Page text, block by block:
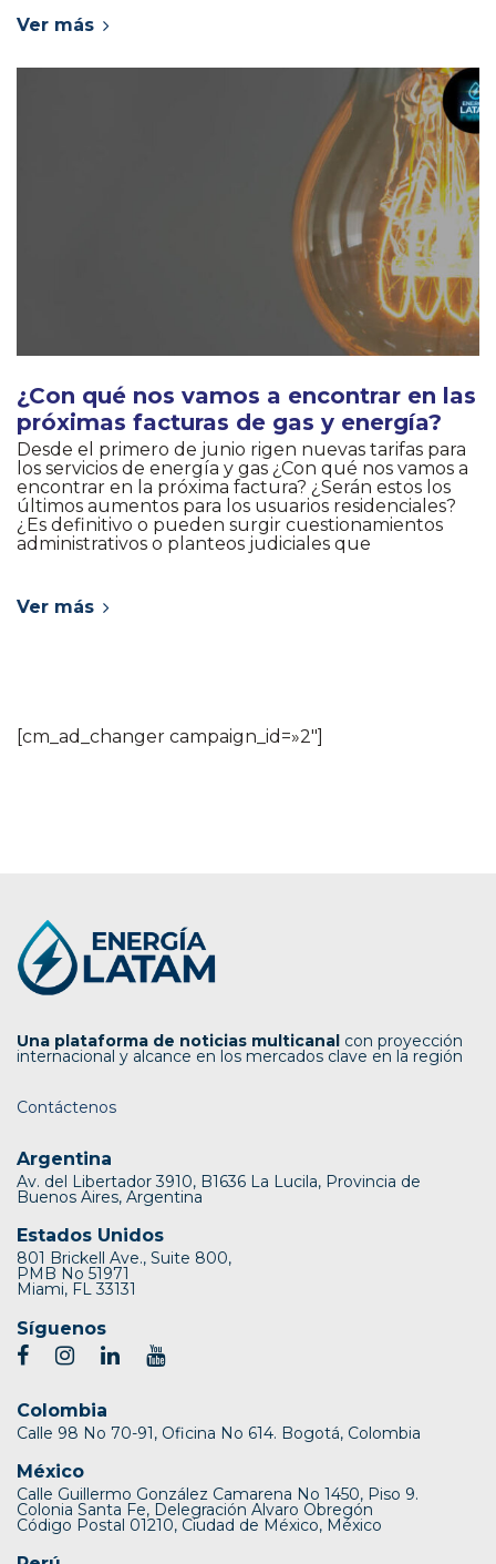
Ver más
¿Con qué nos vamos a encontrar en las
próximas facturas de gas y energía?
Desde el primero de junio rigen nuevas tarifas para
los servicios de energía y gas ¿Con qué nos vamos a
encontrar en la próxima factura? ¿Serán estos los
últimos aumentos para los usuarios residenciales?
¿Es definitivo o pueden surgir cuestionamientos
administrativos o planteos judiciales que
Ver más
[cm_ad_changer campaign_id=»2″]
Una plataforma de noticias multicanal con proyección
internacional y alcance en los mercados clave en la región
Contáctenos
Argentina
Av. del Libertador 3910, B1636 La Lucila, Provincia de
Buenos Aires, Argentina
Estados Unidos
801 Brickell Ave., Suite 800,
PMB No 51971
Miami, FL 33131
Síguenos
Colombia
Calle 98 No 70-91, Oficina No 614. Bogotá, Colombia
México
Calle Guillermo González Camarena No 1450, Piso 9.
Colonia Santa Fe, Delegración Alvaro Obregón
Código Postal 01210, Ciudad de México, México